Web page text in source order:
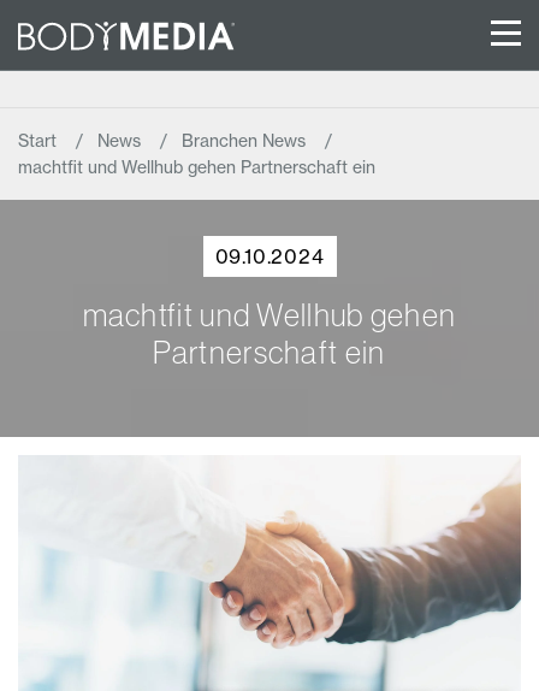
Start News
Branchen News
machtfit und Wellhub gehen Partnerschaft ein
09.10.2024
machtfit und Wellhub gehen
Partnerschaft ein